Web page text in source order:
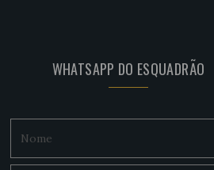
WHATSAPP DO ESQUADRÃO